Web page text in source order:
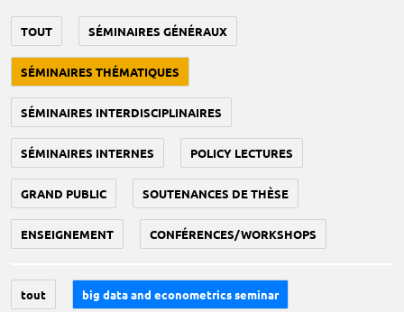
TOUT SÉMINAIRES GÉNÉRAUX
SÉMINAIRES THÉMATIQUES
SÉMINAIRES INTERDISCIPLINAIRES
SÉMINAIRES INTERNES POLICY LECTURES
GRAND PUBLIC SOUTENANCES DE THÈSE
ENSEIGNEMENT CONFÉRENCES/WORKSHOPS
tout big data and econometrics seminar